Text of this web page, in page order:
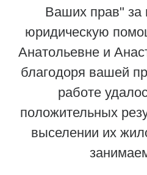
Ваших прав" за
юридическую
Анатольевне и
благодоря вашей
работе
положительных
выселении их